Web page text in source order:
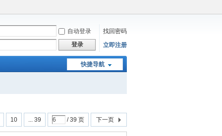
自动登录
找回密码
登录
立即注册
快捷导航
10 ... 39 / 39 页 下一页